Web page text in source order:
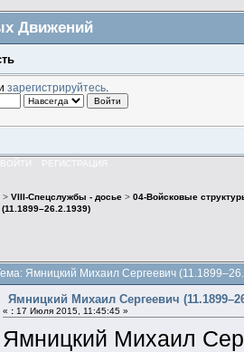
Движений
зарегистрируйтесь.
ВОЙТИ РЕГИСТРАЦИЯ
> VIII-Спецслужбы - досье> 04-Войсковые
Ямницкий Михаил Сергеевич
Ямницкий Михаил Сергеевич
« :17 Июля 2015, 11:45:45 »
Ямницкий Михаил